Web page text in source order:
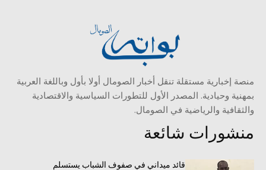
منصة إخبارية مستقلة تنقل أخبار الصومال أولا بأول وباللغة العربية
بمهنية وحيادية. المصدر الأول للتطورات السياسية والاقتصادية
والثقافية والرياضية في الصومال.
منشورات شائعة
قائد ميداني في صفوف الشباب يستسلم